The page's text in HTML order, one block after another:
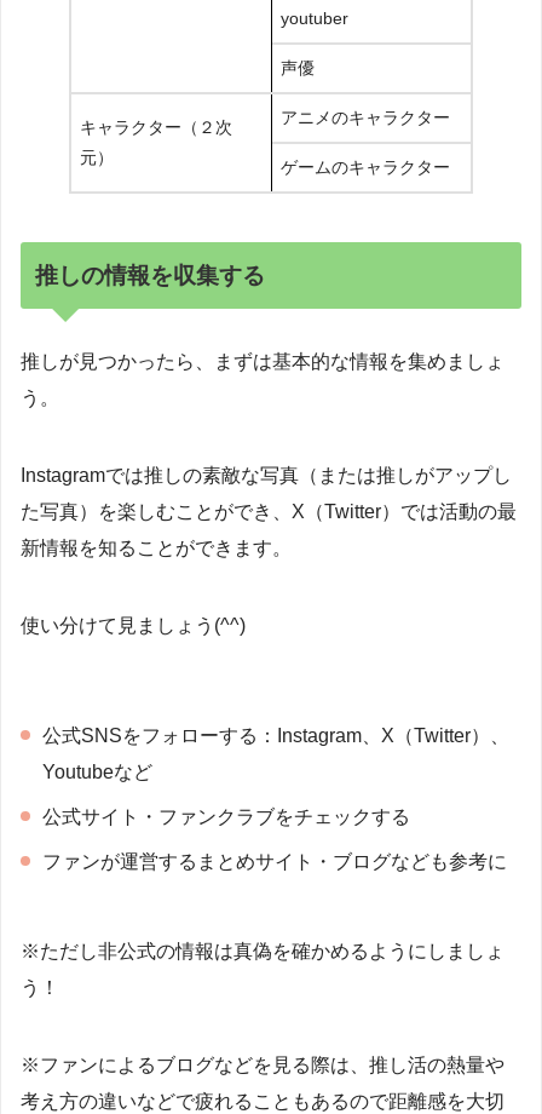
youtuber
声優
キャラクター（２次
元）
アニメのキャラクター
ゲームのキャラクター
推しの情報を収集する
推しが見つかったら、まずは基本的な情報を集めましょ
う。
Instagramでは推しの素敵な写真（または推しがアップし
た写真）を楽しむことができ、X（Twitter）では活動の最
新情報を知ることができます。
使い分けて見ましょう(^^)
公式SNSをフォローする：Instagram、X（Twitter）、
Youtubeなど
公式サイト・ファンクラブをチェックする
ファンが運営するまとめサイト・ブログなども参考に
※ただし非公式の情報は真偽を確かめるようにしましょ
う！
※ファンによるブログなどを見る際は、推し活の熱量や
考え方の違いなどで疲れることもあるので距離感を大切